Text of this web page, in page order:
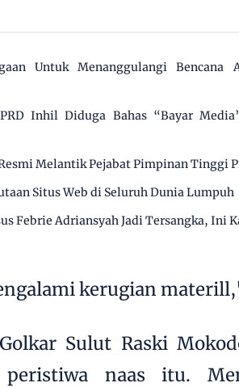
Untuk Menanggulangi Bencana
Inhil Diduga Bahas “Bayar
Melantik Pejabat Pimpinan Tinggi
Situs Web di Seluruh Dunia Lumpuh
Febrie Adriansyah Jadi Tersangka, Ini
kerugian
Sulut Raski
naas itu.